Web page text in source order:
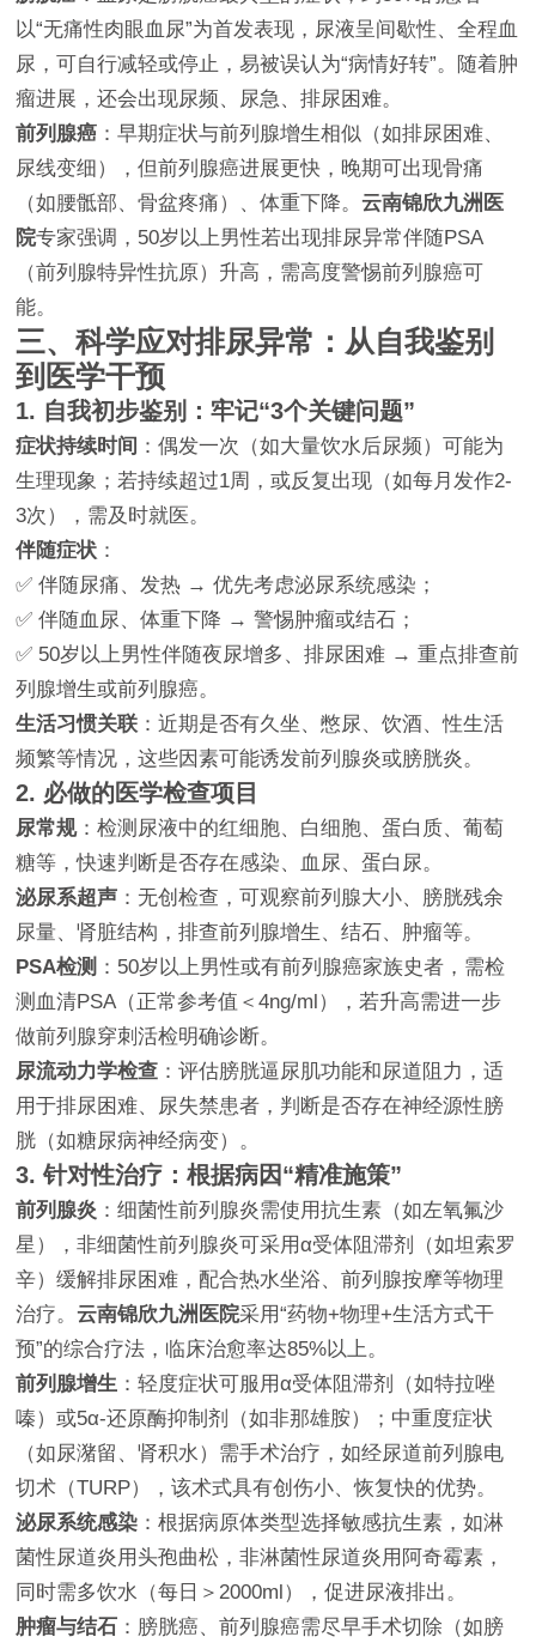
以“无痛性肉眼血尿”为首发表现，尿液呈间歇性、全程血
尿，可自行减轻或停止，易被误认为“病情好转”。随着肿
瘤进展，还会出现尿频、尿急、排尿困难。
前列腺癌 ：早期症状与前列腺增生相似（如排尿困难、
尿线变细），但前列腺癌进展更快，晚期可出现骨痛
（如腰骶部、骨盆疼痛）、体重下降。云南锦欣九洲医
院专家强调，50岁以上男性若出现排尿异常伴随PSA
（前列腺特异性抗原）升高，需高度警惕前列腺癌可
能。
三、科学应对排尿异常：从自我鉴别
到医学干预
1. 自我初步鉴别：牢记“3个关键问题”
症状持续时间 ：偶发一次（如大量饮水后尿频）可能为
生理现象；若持续超过1周，或反复出现（如每月发作2-
3次），需及时就医。
伴随症状 ：
✅ 伴随尿痛、发热 → 优先考虑泌尿系统感染；
✅ 伴随血尿、体重下降 → 警惕肿瘤或结石；
✅ 50岁以上男性伴随夜尿增多、排尿困难 → 重点排查前
列腺增生或前列腺癌。
生活习惯关联 ：近期是否有久坐、憋尿、饮酒、性生活
频繁等情况，这些因素可能诱发前列腺炎或膀胱炎。
2. 必做的医学检查项目
尿常规：检测尿液中的红细胞、白细胞、蛋白质、葡萄
糖等，快速判断是否存在感染、血尿、蛋白尿。
泌尿系超声 ：无创检查，可观察前列腺大小、膀胱残余
尿量、肾脏结构，排查前列腺增生、结石、肿瘤等。
PSA检测 ：50岁以上男性或有前列腺癌家族史者，需检
测血清PSA（正常参考值＜4ng/ml），若升高需进一步
做前列腺穿刺活检明确诊断。
尿流动力学检查 ：评估膀胱逼尿肌功能和尿道阻力，适
用于排尿困难、尿失禁患者，判断是否存在神经源性膀
胱（如糖尿病神经病变）。
3. 针对性治疗：根据病因“精准施策”
前列腺炎 ：细菌性前列腺炎需使用抗生素（如左氧氟沙
星），非细菌性前列腺炎可采用α受体阻滞剂（如坦索罗
辛）缓解排尿困难，配合热水坐浴、前列腺按摩等物理
治疗。云南锦欣九洲医院采用“药物+物理+生活方式干
预”的综合疗法，临床治愈率达85%以上。
前列腺增生 ：轻度症状可服用α受体阻滞剂（如特拉唑
嗪）或5α-还原酶抑制剂（如非那雄胺）；中重度症状
（如尿潴留、肾积水）需手术治疗，如经尿道前列腺电
切术（TURP），该术式具有创伤小、恢复快的优势。
泌尿系统感染 ：根据病原体类型选择敏感抗生素，如淋
菌性尿道炎用头孢曲松，非淋菌性尿道炎用阿奇霉素，
同时需多饮水（每日＞2000ml），促进尿液排出。
肿瘤与结石 ：膀胱癌、前列腺癌需尽早手术切除（如膀